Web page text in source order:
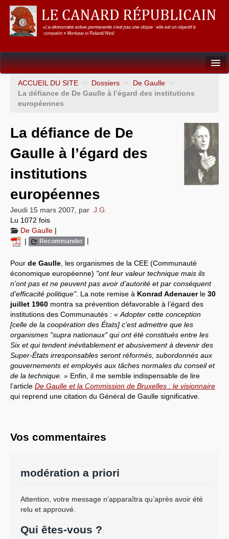
Dossiers
L’Union européenne
Gouvernance mondiale & mondialisation
Résistances
L’Empire américain
Systèmes & société sous contrôle
Nouvelles de l’antirépublique
Crises "Covid-19 & H1N1"
Guerre en Ukraine
ACCUEIL DU SITE > Dossiers > De Gaulle
>
La défiance de De Gaulle à l’égard des institutions
européennes
La défiance de De
Gaulle à l’égard des
institutions
européennes
Jeudi 15 mars 2007 par J.G.
Lu 1072 fois
De Gaulle |
|
Recommander |
Pour de Gaulle , les organismes de la CEE (Communauté
économique européenne) "ont leur valeur technique mais ils
n’ont pas et ne peuvent pas avoir d’autorité et par conséquent
d’efficacité politique". La note remise à Konrad Adenauerle 30
juillet 1960 montra sa prévention défavorable à l’égard des
institutions des Communautés : « Adopter cette conception
[celle de la coopération des États] c’est admettre que les
organismes "supra nationaux" qui ont été constitués entre les
Six et qui tendent inévitablement et abusivement à devenir des
Super-États irresponsables seront réformés, subordonnés aux
gouvernements et employés aux tâches normales du conseil et
de la technique. » Enfin, il me semble indispensable de lire
l’article De Gaulle et la Commission de Bruxelles : le visionnaire
qui reprend une citation du Général de Gaulle significative.
Vos commentaires
modération a priori
Attention, votre message n’apparaîtra qu’après avoir été
relu et approuvé.
Qui êtes-vous ?